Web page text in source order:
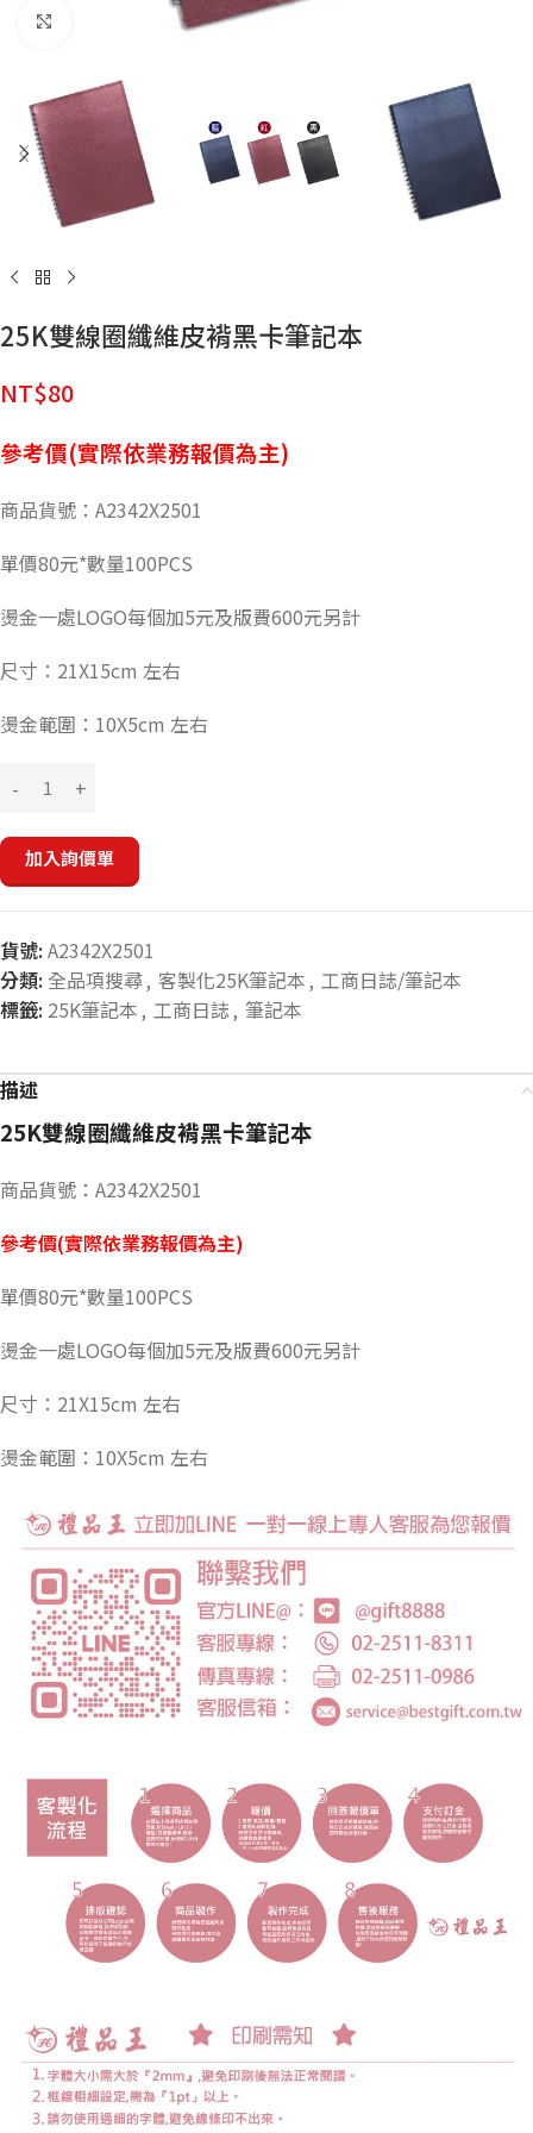
25K雙線圈纖維皮褙黑卡筆記本
NT$80
參考價(實際依業務報價為主)
商品貨號：A2342X2501
單價80元*數量100PCS
燙金一處LOGO每個加5元及版費600元另計
尺寸：21X15cm 左右
燙金範圍：10X5cm 左右
加入詢價單
貨號: A2342X2501
分類: 全品項搜尋, 客製化25K筆記本 , 工商日誌/筆記本
標籤: 25K筆記本 , 工商日誌 , 筆記本
描述
25K雙線圈纖維皮褙黑卡筆記本
商品貨號：A2342X2501
參考價(實際依業務報價為主)
單價80元*數量100PCS
燙金一處LOGO每個加5元及版費600元另計
尺寸：21X15cm 左右
燙金範圍：10X5cm 左右